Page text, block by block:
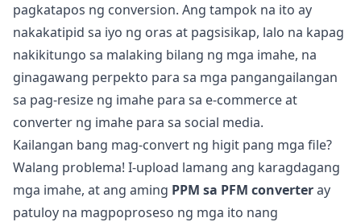
pagkatapos ng conversion. Ang tampok na ito ay
nakakatipid sa iyo ng oras at pagsisikap, lalo na kapag
nakikitungo sa malaking bilang ng mga imahe, na
ginagawang perpekto para sa mga pangangailangan
sa pag-resize ng imahe para sa e-commerce at
converter ng imahe para sa social media.
Kailangan bang mag-convert ng higit pang mga file?
Walang problema! I-upload lamang ang karagdagang
mga imahe, at ang aming PPM sa PFM converteray
patuloy na magpoproseso ng mga ito nang